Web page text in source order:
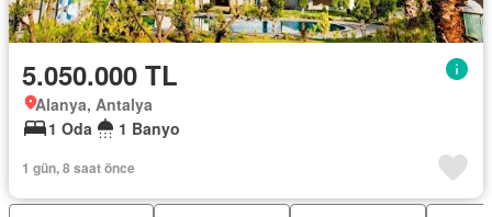
5.050.000 TL
Alanya, Antalya
1 Oda
1 Banyo
1 gün, 8 saat önce